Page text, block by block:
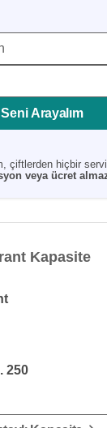
Seni Arayalım
çiftlerden hiçbir
veya ücret
Kapasite
250